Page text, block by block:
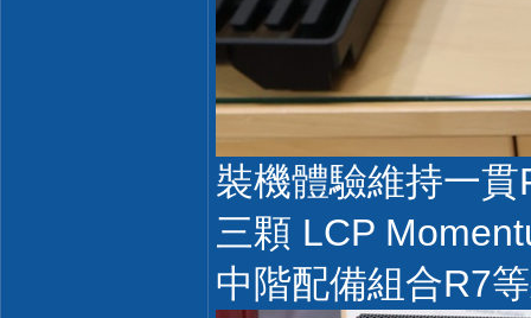
裝機體驗維持一
三顆 LCP
中階配備組合R7